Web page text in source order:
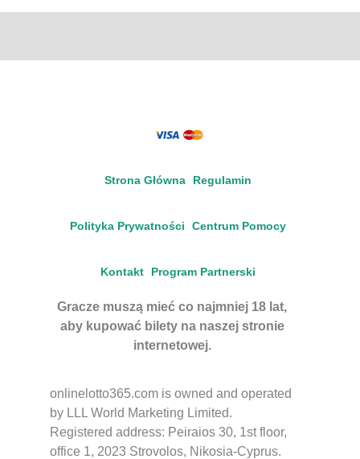
Strona Główna Regulamin
Polityka Prywatności Centrum Pomocy
Kontakt Program Partnerski
Gracze muszą mieć co najmniej 18 lat,
aby kupować bilety na naszej stronie
internetowej.
onlinelotto365.com is owned and operated
by LLL World Marketing Limited.
Registered address: Peiraios 30, 1st floor,
office 1, 2023 Strovolos, Nikosia-Cyprus.